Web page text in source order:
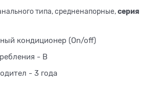
типа, средненапорные,серия
кондиционер (On/off)
- В
- 3 года